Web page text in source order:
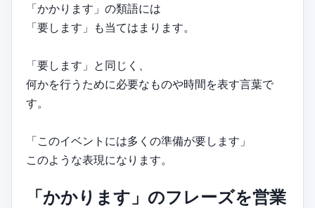
「かかります」の類語には
「要します」も当てはまります。
「要します」と同じく、
何かを行うために必要なものや時間を表す言葉で
す。
「このイベントには多くの準備が要します」
このような表現になります。
「かかります」のフレーズを営業